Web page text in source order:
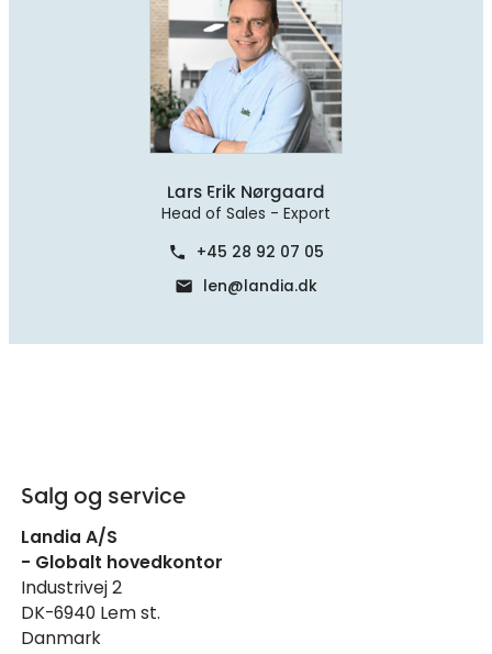
Lars Erik Nørgaard
Head of Sales - Export
phone +45 28 92 07 05
mail len@landia.dk
Salg og service
Landia A/S
- Globalt hovedkontor
Industrivej 2
DK-6940 Lem st.
Danmark